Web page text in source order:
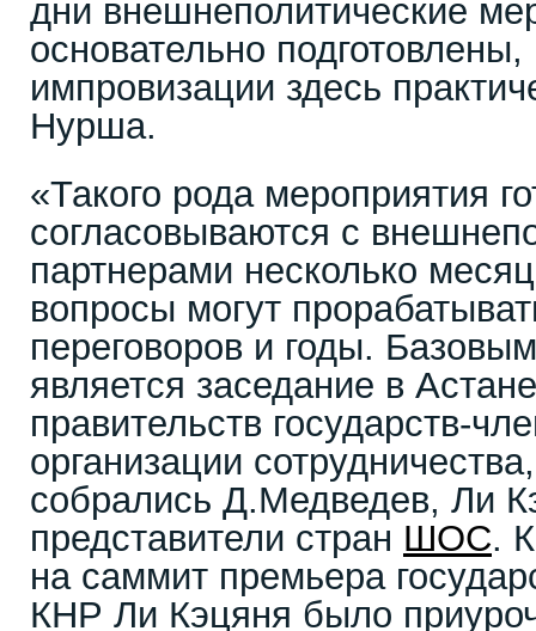
дни внешнеполитические
основательно
импровизации здесь
Нурша.
«Такого рода мероприятия
согласовываются с
партнерами несколько
вопросы могут
переговоров и годы.
является заседание в
правительств государств-
организации
собрались Д.Медведев, Ли
представители стран ШОС.
на саммит премьера
КНР Ли Кэцяня было